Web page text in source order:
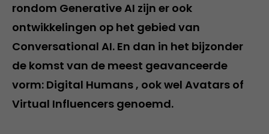
rondom Generative AI zijn er ook
ontwikkelingen op het gebied van
Conversational AI. En dan in het bijzonder
de komst van de meest geavanceerde
vorm: Digital Humans , ook wel Avatars of
Virtual Influencers genoemd.